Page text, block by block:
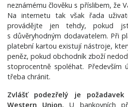
neznámému člověku s příslibem, že
Na internetu tak však řada
provádějte jen tehdy, pokud
s důvěryhodným dodavatelem. Při
platební kartou existují nástroje,
peněz, pokud obchodník zboží
stoprocentně spoléhat.
třeba chránit.
Zvlášť podezřelý je
Western Union.U bankovních